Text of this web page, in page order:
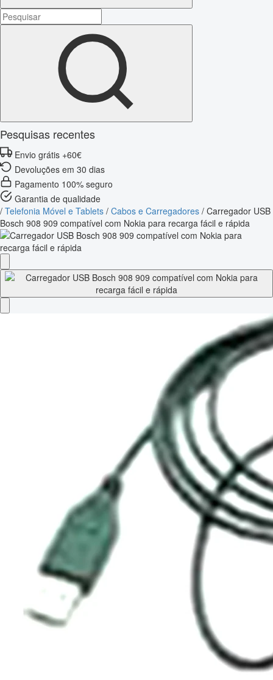
Pesquisas recentes
Envio grátis +60€
Devoluções em 30 dias
Pagamento 100% seguro
Garantia de qualidade
/ Telefonia Móvel e Tablets / Cabos e Carregadores / Carregador USB
Bosch 908 909 compatível com Nokia para recarga fácil e rápida